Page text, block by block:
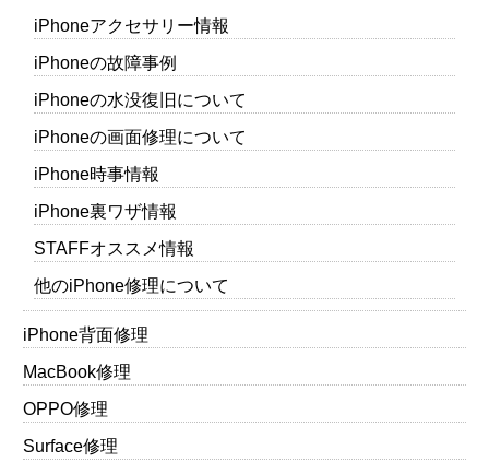
iPhoneアクセサリー情報
iPhoneの故障事例
iPhoneの水没復旧について
iPhoneの画面修理について
iPhone時事情報
iPhone裏ワザ情報
STAFFオススメ情報
他のiPhone修理について
iPhone背面修理
MacBook修理
OPPO修理
Surface修理